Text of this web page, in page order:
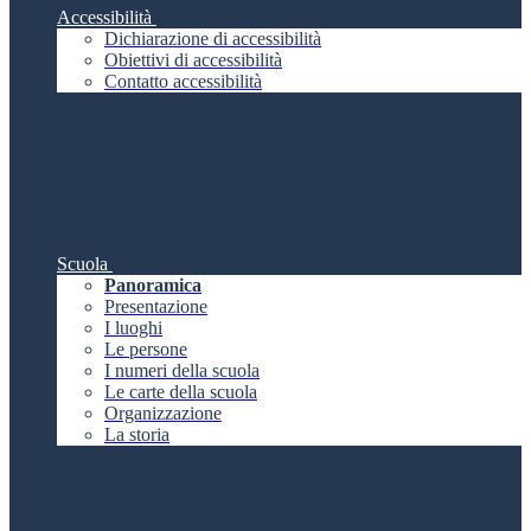
Accessibilità
Dichiarazione di accessibilità
Obiettivi di accessibilità
Contatto accessibilità
Scuola
Panoramica
Presentazione
I luoghi
Le persone
I numeri della scuola
Le carte della scuola
Organizzazione
La storia